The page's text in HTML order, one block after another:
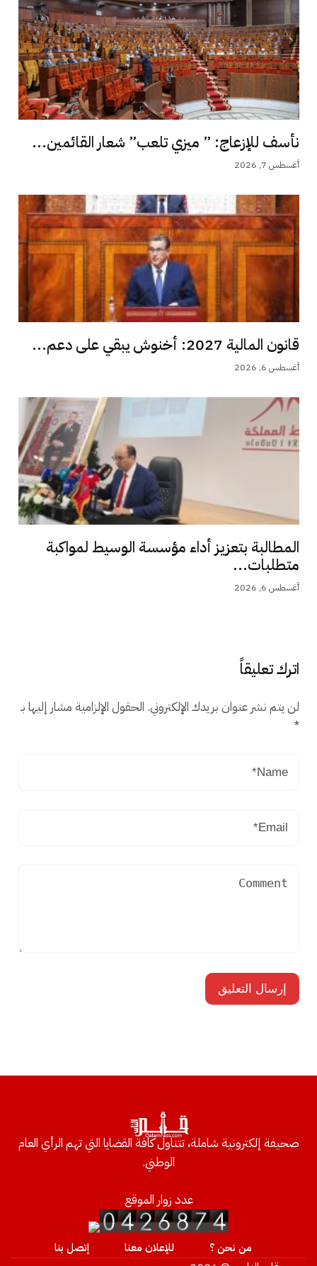
نأسف للإزعاج: ” ميزي تلعب” شعار القائمين...
أغسطس 7, 2026
قانون المالية 2027: أخنوش يبقي على دعم...
أغسطس 6, 2026
المطالبة بتعزيز أداء مؤسسة الوسيط لمواكبة
متطلبات...
أغسطس 6, 2026
اترك تعليقاً
لن يتم نشر عنوان بريدك الإلكتروني. الحقول الإلزامية مشار إليها بـ
*
صحيفة إلكترونية شاملة، تتناول كافة القضايا التي تهم الرأي العام
الوطني.
عدد زوار الموقع
من نحن ؟ للإعلان معنا إتصل بنا